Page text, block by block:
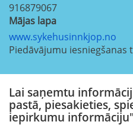
916879067
Mājas lapa
www.sykehusinnkjop.no
Piedāvājumu iesniegšanas
Lai saņemtu
pastā, piesakieties,
iepirkumu